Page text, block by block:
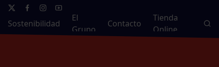
Sostenibilidad
El
Grupo
Contacto
Tienda
Online